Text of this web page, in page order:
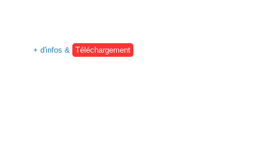
+ d'infos & Téléchargement